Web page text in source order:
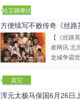
站立踢拳比
赛视频
方便续写不败传奇《丝
【《丝路
者网讯 北
龙城争霸
其它
浑元太极马保国6月26日